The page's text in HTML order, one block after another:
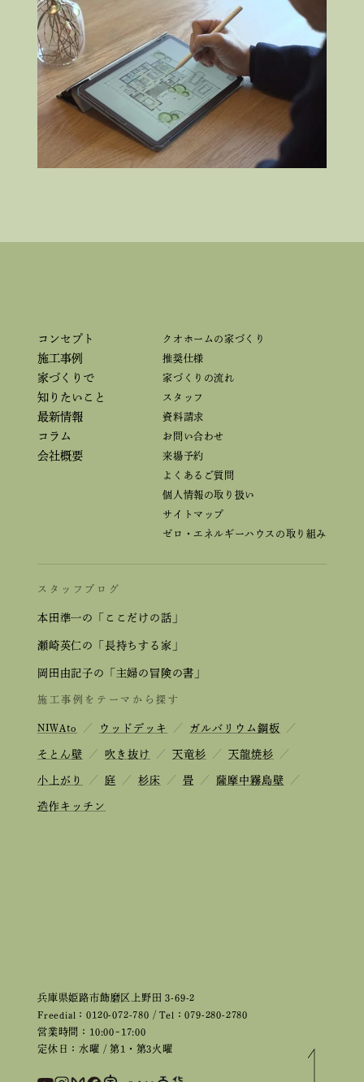
兵庫県姫路市飾磨区上野田 3-69-2
Freedial：0120-072-780 / Tel：079-280-2780
営業時間：10:00~17:00
定休日：水曜 / 第1・第3火曜
コンセプト
施工事例
家づくりで
知りたいこと
最新情報
コラム
会社概要
クオホームの家づくり
推奨仕様
家づくりの流れ
スタッフ
資料請求
お問い合わせ
来場予約
よくあるご質問
個人情報の取り扱い
サイトマップ
ゼロ・エネルギーハウスの取り組み
スタッフブログ
本田準一の「ここだけの話」
瀬崎英仁の「長持ちする家」
岡田由記子の「主婦の冒険の書」
施工事例をテーマから探す
NIWAto ／ ウッドデッキ ／ ガルバリウム鋼板 ／
そとん壁 ／ 吹き抜け ／ 天竜杉 ／ 天龍焼杉 ／
小上がり ／ 庭 ／ 杉床 ／ 畳 ／ 薩摩中霧島壁 ／
造作キッチン